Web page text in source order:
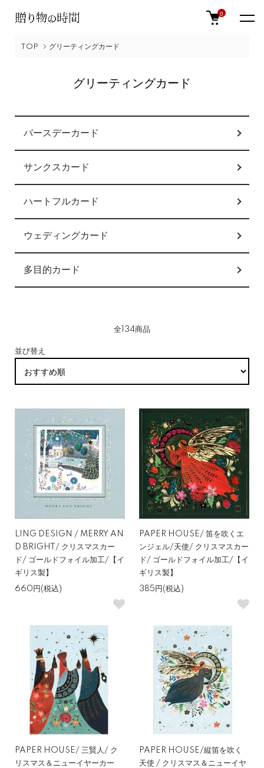
0
TOP グリーティングカード
グリーティングカード
カテゴリー一覧
バースデーカード
サンクスカード
ハートフルカード
ウェディングカード
多目的カード
全134商品
並び替え
LING DESIGN / MERRY AN
D BRIGHT/ クリスマスカー
ド/ ゴールドフォイル加工/【イ
ギリス製】
660円(税込)
PAPER HOUSE/ 笛を吹くエ
ンジェル/天使/ クリスマスカー
ド/ ゴールドフォイル加工/【イ
ギリス製】
385円(税込)
PAPER HOUSE/ 三賢人/ ク
リスマス＆ニューイヤーカー
PAPER HOUSE/縦笛を吹く
天使 / クリスマス＆ニューイヤ